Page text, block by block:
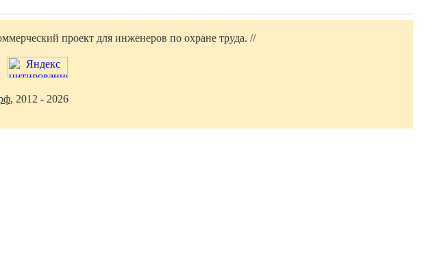
проект для инженеров по охране труда. //
, 2012 - 2026